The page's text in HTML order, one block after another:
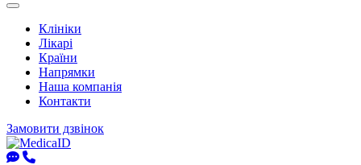
Клініки
Лікарі
Країни
Напрямки
Наша компанія
Контакти
Замовити дзвінок